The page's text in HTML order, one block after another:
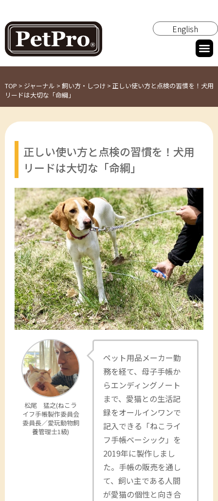
English
TOP > ジャーナル > 飼い方・しつけ > 正しい使い方と点検の習慣を！犬用
リードは大切な「命綱」
正しい使い方と点検の習慣を！犬用
リードは大切な「命綱」
松尾 猛之(ねこラ
イフ手帳製作委員会
委員長／愛玩動物飼
養管理士1級)
ペット用品メーカー勤
務を経て、母子手帳か
らエンディングノート
まで、愛猫との生活記
録をオールインワンで
記入できる「ねこライ
フ手帳ベーシック」を
2019年に製作しまし
た。手帳の販売を通し
て、飼い主である人間
が愛猫の個性と向き合